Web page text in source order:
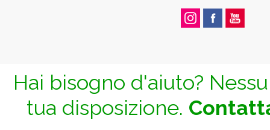
Hai bisogno d'aiuto?
tua disposizione.